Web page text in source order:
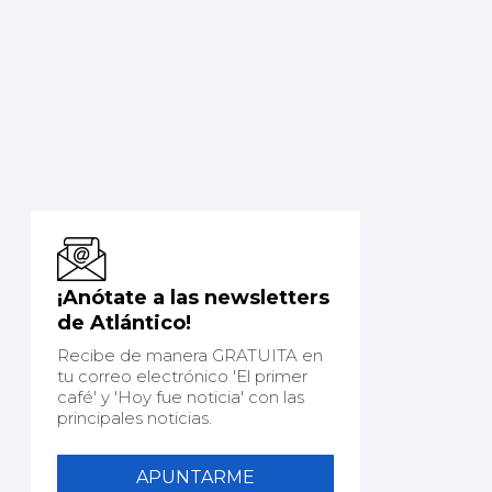
¡Anótate a las newsletters
de Atlántico!
Recibe de manera GRATUITA en
tu correo electrónico 'El primer
café' y 'Hoy fue noticia' con las
principales noticias.
APUNTARME